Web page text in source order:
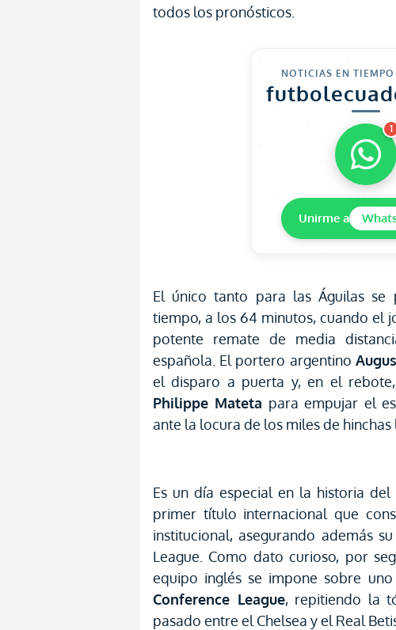
todos los pronósticos.
NOTICIAS EN TIEMPO
1
Unirme a
El único tanto para las Águilas se
tiempo, a los 64 minutos, cuando el
potente remate de media
española. El portero argentino
el disparo a puerta y, en el
Philippe Mateta para empujar el
ante la locura de los miles de hinchas
Es un día especial en la historia del
primer título internacional que
institucional, asegurando además
League. Como dato curioso, por
equipo inglés se impone sobre
Conference League, repitiendo la
pasado entre el Chelsea y el Real